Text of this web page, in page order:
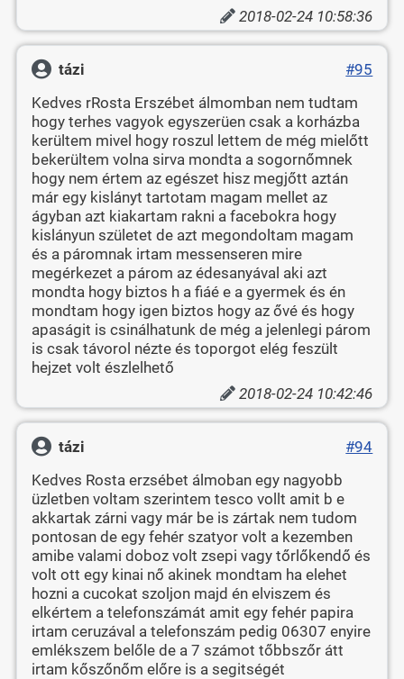
2018-02-24 10:58:36
tázi
#95
Kedves rRosta Erszébet álmomban nem tudtam
hogy terhes vagyok egyszerüen csak a korházba
kerültem mivel hogy roszul lettem de még mielőtt
bekerültem volna sirva mondta a sogornőmnek
hogy nem értem az egészet hisz megjőtt aztán
már egy kislányt tartotam magam mellet az
ágyban azt kiakartam rakni a facebokra hogy
kislányun születet de azt megondoltam magam
és a páromnak irtam messenseren mire
megérkezet a párom az édesanyával aki azt
mondta hogy biztos h a fiáé e a gyermek és én
mondtam hogy igen biztos hogy az ővé és hogy
apaságit is csinálhatunk de még a jelenlegi párom
is csak távorol nézte és toporgot elég feszült
hejzet volt észlelhető
2018-02-24 10:42:46
tázi
#94
Kedves Rosta erzsébet álmoban egy nagyobb
üzletben voltam szerintem tesco vollt amit b e
akkartak zárni vagy már be is zártak nem tudom
pontosan de egy fehér szatyor volt a kezemben
amibe valami doboz volt zsepi vagy tőrlőkendő és
volt ott egy kinai nő akinek mondtam ha elehet
hozni a cucokat szoljon majd én elviszem és
elkértem a telefonszámát amit egy fehér papira
irtam ceruzával a telefonszám pedig 06307 enyire
emlékszem belőle de a 7 számot tőbbszőr átt
irtam kőszőnőm előre is a segitségét